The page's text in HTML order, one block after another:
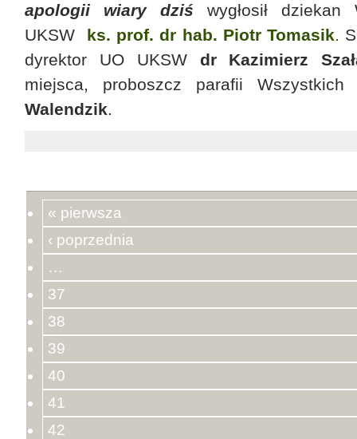
apologii wiary dziś wygłosił dziekan
UKSW ks. prof. dr hab. Piotr Tomasik.
dyrektor UO UKSW dr Kazimierz
miejsca, proboszcz parafii
Walendzik.
« pierwsza
‹ poprzednia
…
37
38
39
40
41
42